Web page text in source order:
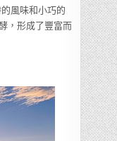
風味和小巧的
，形成了豐富而